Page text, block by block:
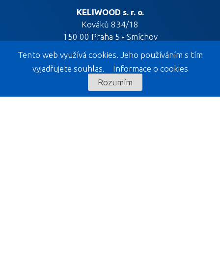
KELIWOOD s. r. o.
Kováků 834/18
150 00 Praha 5 - Smíchov
KELIWOOD EXPOZICE
Tento web využívá cookies. Jeho používáním s tím
vyjadřujete souhlas. Informace o cookies
Rozumím